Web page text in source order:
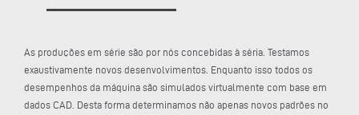
As produções em série são por nós concebidas à séria. Testamos
exaustivamente novos desenvolvimentos. Enquanto isso todos os
desempenhos da máquina são simulados virtualmente com base em
dados CAD. Desta forma determinamos não apenas novos padrões no